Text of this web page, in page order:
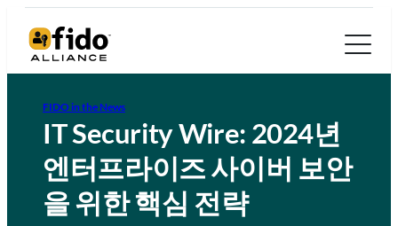
FIDO in the News
IT Security Wire: 2024년
엔터프라이즈 사이버 보안
을 위한 핵심 전략